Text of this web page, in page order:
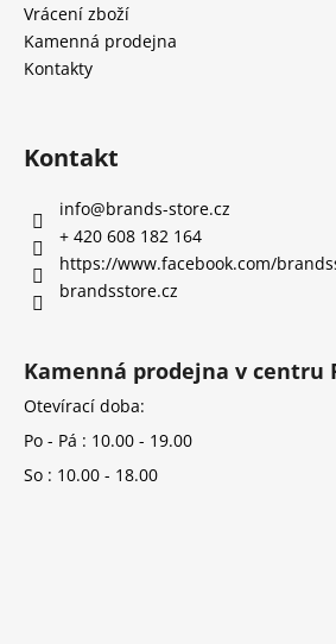
Vrácení zboží
Kamenná prodejna
Kontakty
Kontakt
info@brands-store.cz
+ 420 608 182 164
https://www.facebook.com/
brandsstore.cz
Kamenná prodejna v centru
Otevírací doba:
Po - Pá : 10.00 - 19.00
So : 10.00 - 18.00